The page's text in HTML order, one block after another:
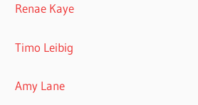
Renae Kaye
Timo Leibig
Amy Lane